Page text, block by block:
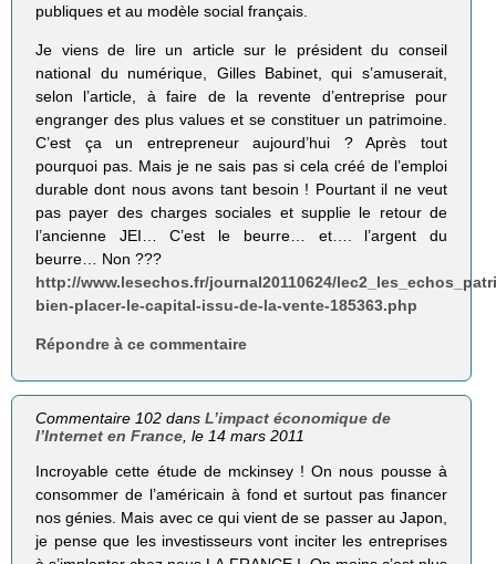
publiques et au modèle social français.
Je viens de lire un article sur le président du conseil
national du numérique, Gilles Babinet, qui s’amuserait,
selon l’article, à faire de la revente d’entreprise pour
engranger des plus values et se constituer un patrimoine.
C’est ça un entrepreneur aujourd’hui ? Après tout
pourquoi pas. Mais je ne sais pas si cela créé de l’emploi
durable dont nous avons tant besoin ! Pourtant il ne veut
pas payer des charges sociales et supplie le retour de
l’ancienne JEI… C’est le beurre… et…. l’argent du
beurre… Non ???
http://www.lesechos.fr/journal20110624/
bien-placer-le-capital-issu-de-la-vente-185363.php
Répondre à ce commentaire
Commentaire 102 dansL’impact économique de
l’Internet en France , le 14 mars 2011
Incroyable cette étude de mckinsey ! On nous pousse à
consommer de l’américain à fond et surtout pas financer
nos génies. Mais avec ce qui vient de se passer au Japon,
je pense que les investisseurs vont inciter les entreprises